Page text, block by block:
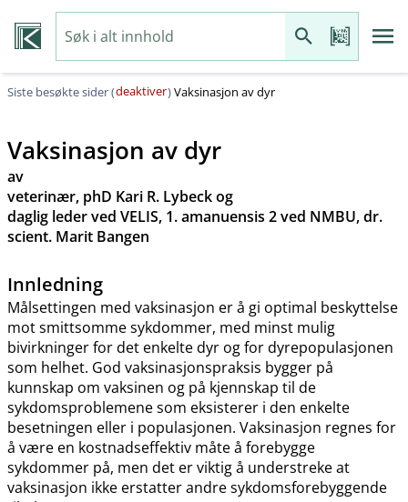
Siste besøkte sider (deaktiver)Vaksinasjon av dyr
Vaksinasjon av dyr
av
veterinær, phD Kari R. Lybeck og
daglig leder ved VELIS, 1. amanuensis 2 ved NMBU, dr.
scient. Marit Bangen
Innledning
Målsettingen med vaksinasjon er å gi optimal beskyttelse
mot smittsomme sykdommer, med minst mulig
bivirkninger for det enkelte dyr og for dyrepopulasjonen
som helhet. God vaksinasjonspraksis bygger på
kunnskap om vaksinen og på kjennskap til de
sykdomsproblemene som eksisterer i den enkelte
besetningen eller i populasjonen. Vaksinasjon regnes for
å være en kostnadseffektiv måte å forebygge
sykdommer på, men det er viktig å understreke at
vaksinasjon ikke erstatter andre sykdomsforebyggende